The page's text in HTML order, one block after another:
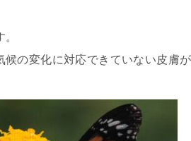
の変化に対応できていない皮膚